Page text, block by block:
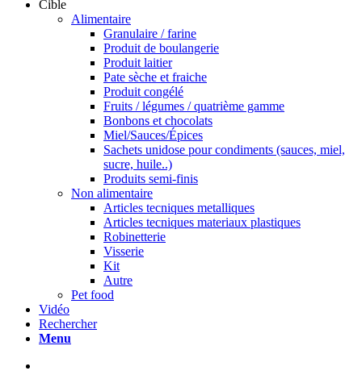
Cible
Alimentaire
Granulaire / farine
Produit de boulangerie
Produit laitier
Pate sèche et fraiche
Produit congélé
Fruits / légumes / quatrième gamme
Bonbons et chocolats
Miel/Sauces/Épices
Sachets unidose pour condiments (sauces, miel,
sucre, huile..)
Produits semi-finis
Non alimentaire
Articles tecniques metalliques
Articles tecniques materiaux plastiques
Robinetterie
Visserie
Kit
Autre
Pet food
Vidéo
Rechercher
Menu